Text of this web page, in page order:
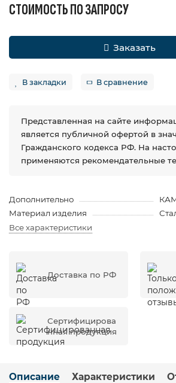
СТОИМОСТЬ ПО ЗАПРОСУ
Заказать
В закладки В сравнение
Представленная на сайте
является публичной офертой в
Гражданского кодекса РФ. На
применяются рекомендательные
Дополнительно
Материал изделия
Все характеристики
Доставка по РФ
Сертифицирова
нная продукция
Описание Характеристики